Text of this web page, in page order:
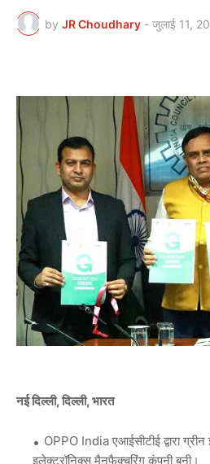
by JR Choudhary - जुलाई 11,
नई दिल्ली, दिल्ली, भारत
OPPO India एआईसीटीई द्वारा ग्रीन
इलेक्ट्रॉनिक्स मैनुफैक्चरिंग कंपनी बनी।